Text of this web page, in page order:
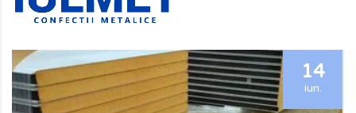
14
iun.